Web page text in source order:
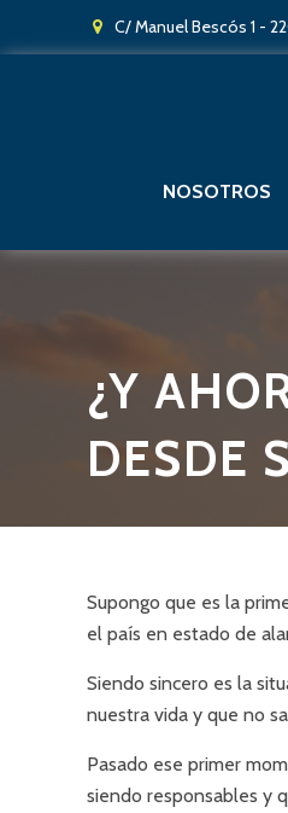
C/ Manuel Bescós 1 -
NOSOTROS
¿Y
DESDE
Supongo que es la
el país en estado de
Siendo sincero es la
nuestra vida y que no
Pasado ese primer
siendo responsables y